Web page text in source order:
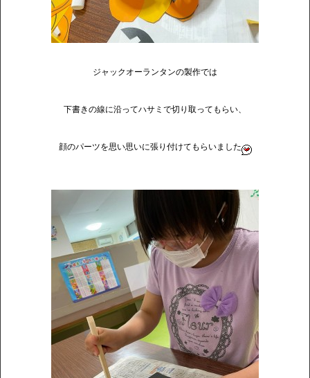
ジャックオーランタンの製作では
下書きの線に沿ってハサミで切り取ってもらい、
顔のパーツを思い思いに張り付けてもらいました